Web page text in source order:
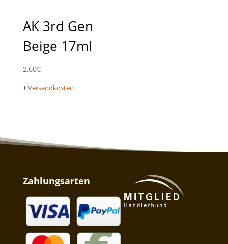
AK 3rd Gen
Beige 17ml
2,60€
+Versandkosten
Zahlungsarten